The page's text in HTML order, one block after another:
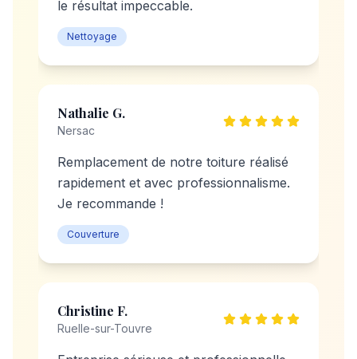
le résultat impeccable.
Nettoyage
Nathalie G.
Nersac
Remplacement de notre toiture réalisé
rapidement et avec professionnalisme.
Je recommande !
Couverture
Christine F.
Ruelle-sur-Touvre